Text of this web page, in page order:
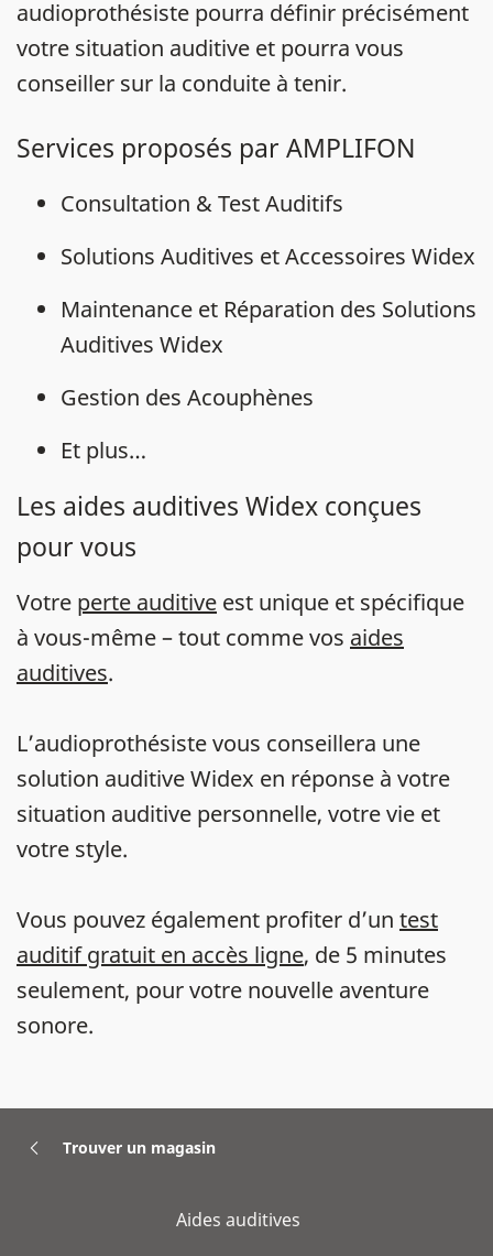
audioprothésiste pourra définir précisément
votre situation auditive et pourra vous
conseiller sur la conduite à tenir.
Services proposés par AMPLIFON
Consultation & Test Auditifs
Solutions Auditives et Accessoires Widex
Maintenance et Réparation des Solutions
Auditives Widex
Gestion des Acouphènes
Et plus…
Les aides auditives Widex conçues
pour vous
Votre perte auditive est unique et spécifique
à vous-même – tout comme vos aides
auditives.
L’audioprothésiste vous conseillera une
solution auditive Widex en réponse à votre
situation auditive personnelle, votre vie et
votre style.
Vous pouvez également profiter d’un test
auditif gratuit en accès ligne, de 5 minutes
seulement, pour votre nouvelle aventure
sonore.
Trouver un magasin
Aides auditives